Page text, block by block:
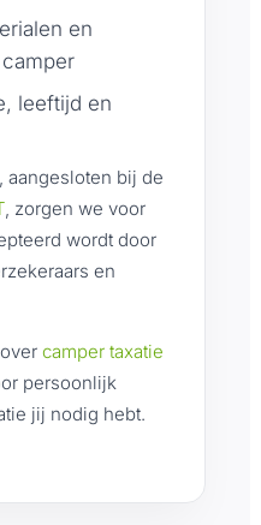
en
leeftijd en
, aangesloten bij de
, zorgen we voor
wordt door
en
camper taxatie
persoonlijk
jij nodig hebt.